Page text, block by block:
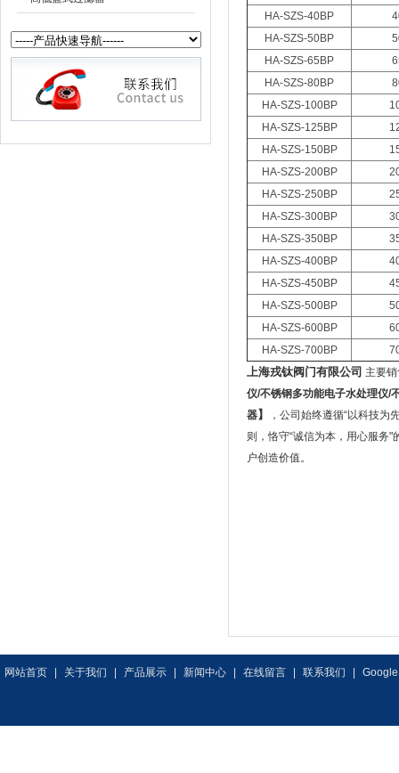
HA-SZS-40BP
HA-SZS-50BP
HA-SZS-65BP
HA-SZS-80BP
HA-SZS-100BP
HA-SZS-125BP
HA-SZS-150BP
HA-SZS-200BP
HA-SZS-250BP
HA-SZS-300BP
HA-SZS-350BP
HA-SZS-400BP
HA-SZS-450BP
HA-SZS-500BP
HA-SZS-600BP
HA-SZS-700BP
上海戎钛阀门有限公司 主要
仪/不锈钢多功能电子水处理仪/
器】
，公司始终遵循“以科技
则，恪守“诚信为本，用心服务
户创造价值。
网站首页 关于我们 产品展示 新闻中心 在线留言 联系我们